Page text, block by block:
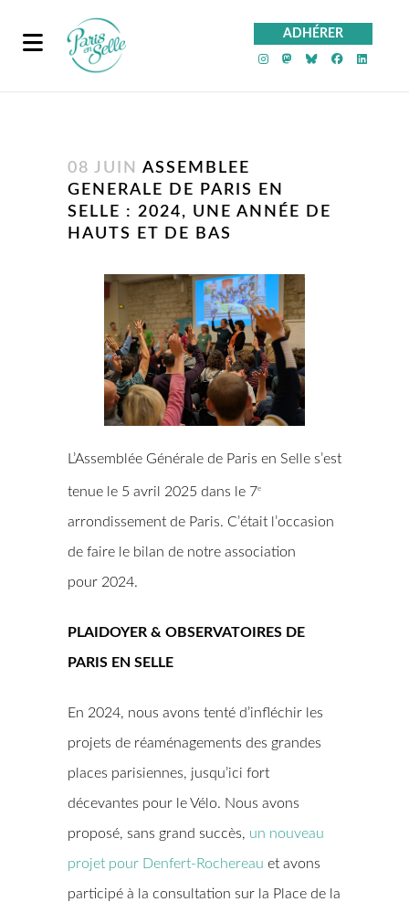
ADHÉRER
PeS sur
PeS sur
PeS sur
PeS
08 JUIN ASSEMBLEE
GENERALE DE PARIS EN
SELLE : 2024, UNE ANNÉE DE
HAUTS ET DE BAS
L’Assemblée Générale de Paris en Selle s’est
tenue le 5 avril 2025 dans le 7e
arrondissement de Paris. C’était l’occasion
de faire le bilan de notre association
pour 2024.
PLAIDOYER & OBSERVATOIRES DE
PARIS EN SELLE
En 2024, nous avons tenté d’infléchir les
projets de réaménagements des grandes
places parisiennes, jusqu’ici fort
décevantes pour le Vélo. Nous avons
proposé, sans grand succès, un nouveau
projet pour Denfert-Rochereau et avons
participé à la consultation sur la Place de la